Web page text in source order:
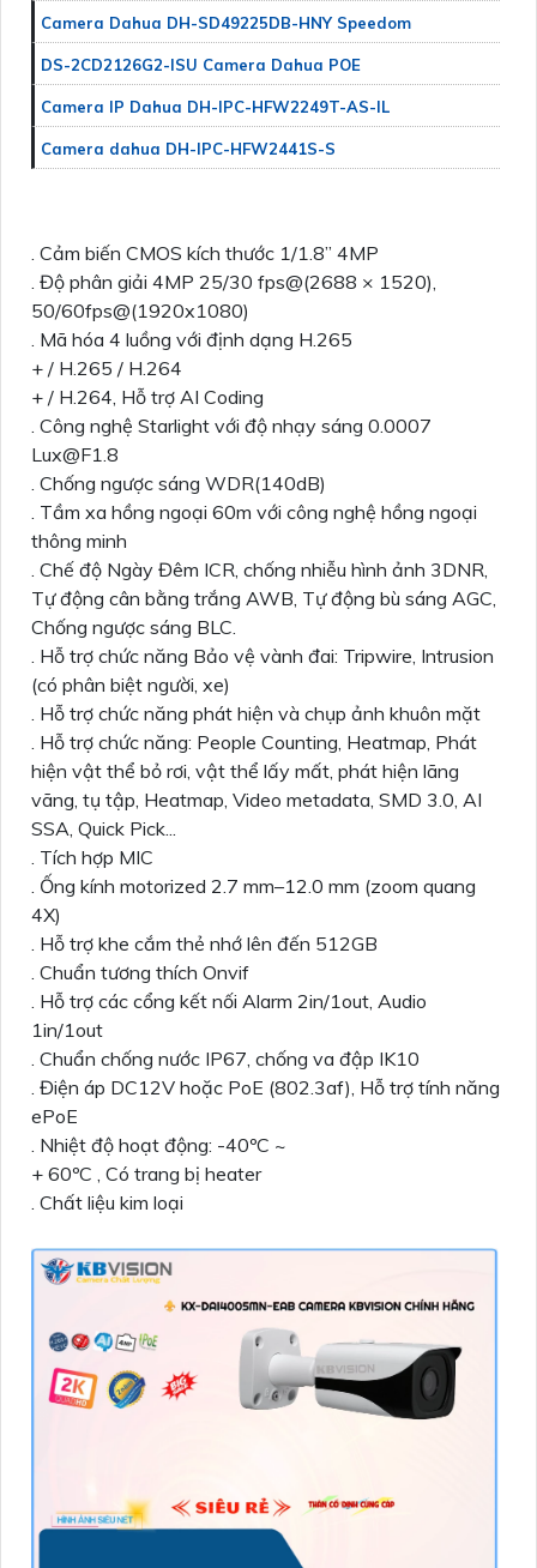
Camera Dahua DH-SD49225DB-HNY Speedom
DS-2CD2126G2-ISU Camera Dahua POE
Camera IP Dahua DH-IPC-HFW2249T-AS-IL
Camera dahua DH-IPC-HFW2441S-S
. Cảm biến CMOS kích thước 1/1.8” 4MP
. Độ phân giải 4MP 25/30 fps@(2688 × 1520),
50/60fps@(1920x1080)
. Mã hóa 4 luồng với định dạng H.265
+ / H.265 / H.264
+ / H.264, Hỗ trợ AI Coding
. Công nghệ Starlight với độ nhạy sáng 0.0007
Lux@F1.8
. Chống ngược sáng WDR(140dB)
. Tầm xa hồng ngoại 60m với công nghệ hồng ngoại
thông minh
. Chế độ Ngày Đêm ICR, chống nhiễu hình ảnh 3DNR,
Tự động cân bằng trắng AWB, Tự động bù sáng AGC,
Chống ngược sáng BLC.
. Hỗ trợ chức năng Bảo vệ vành đai: Tripwire, Intrusion
(có phân biệt người, xe)
. Hỗ trợ chức năng phát hiện và chụp ảnh khuôn mặt
. Hỗ trợ chức năng: People Counting, Heatmap, Phát
hiện vật thể bỏ rơi, vật thể lấy mất, phát hiện lãng
vãng, tụ tập, Heatmap, Video metadata, SMD 3.0, AI
SSA, Quick Pick...
. Tích hợp MIC
. Ống kính motorized 2.7 mm–12.0 mm (zoom quang
4X)
. Hỗ trợ khe cắm thẻ nhớ lên đến 512GB
. Chuẩn tương thích Onvif
. Hỗ trợ các cổng kết nối Alarm 2in/1out, Audio
1in/1out
. Chuẩn chống nước IP67, chống va đập IK10
. Điện áp DC12V hoặc PoE (802.3af), Hỗ trợ tính năng
ePoE
. Nhiệt độ hoạt động: -40ºC ~
+ 60ºC , Có trang bị heater
. Chất liệu kim loại